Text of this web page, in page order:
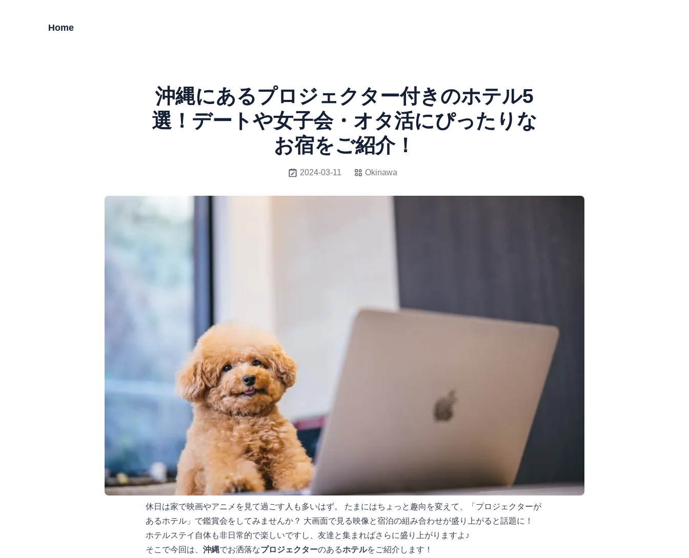
Home
沖縄にあるプロジェクター付きのホテル5
選！デートや女子会・オタ活にぴったりな
お宿をご紹介！
2024-03-11 Okinawa
休日は家で映画やアニメを見て過ごす人も多いはず。 たまにはちょっと趣向を変えて、「プロジェクターが
あるホテル」で鑑賞会をしてみませんか？ 大画面で見る映像と宿泊の組み合わせが盛り上がると話題に！
ホテルステイ自体も非日常的で楽しいですし、友達と集まればさらに盛り上がりますよ♪
そこで今回は、 沖縄でお洒落なプロジェクターのあるホテルをご紹介します！